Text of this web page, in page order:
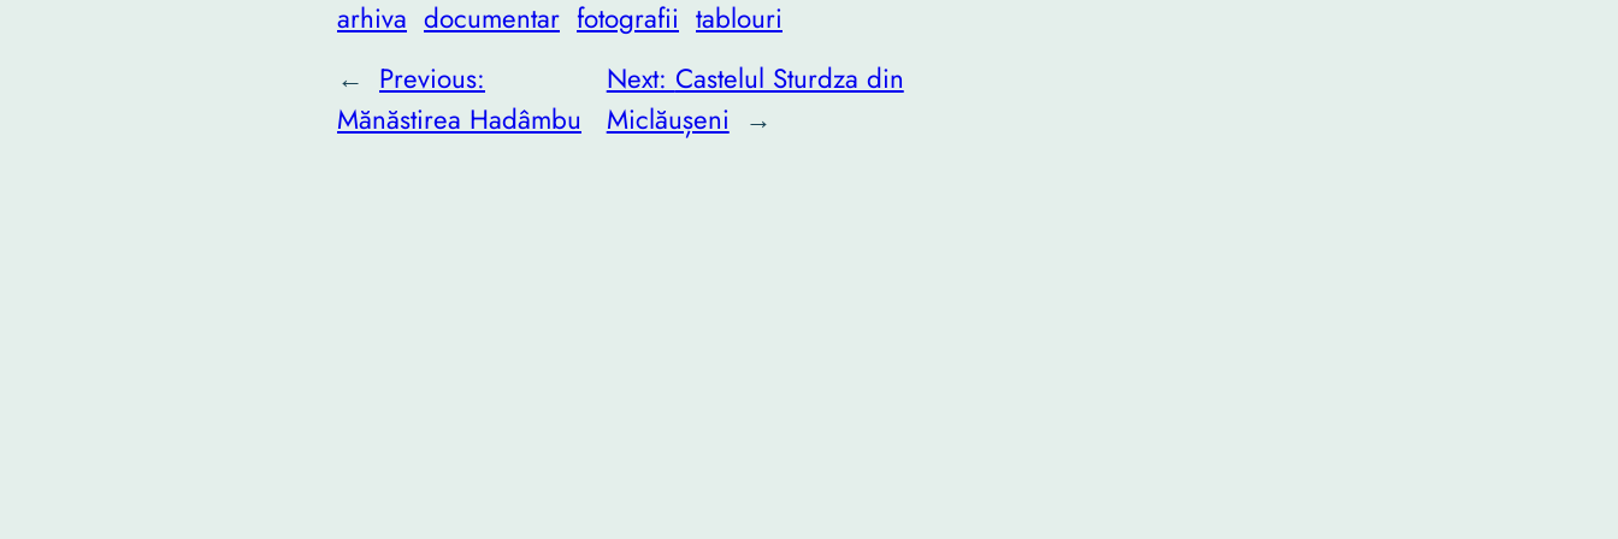
arhiva documentar fotografii tablouri
← Previous:
Mănăstirea Hadâmbu
Next: Castelul Sturdza din
Miclăușeni →